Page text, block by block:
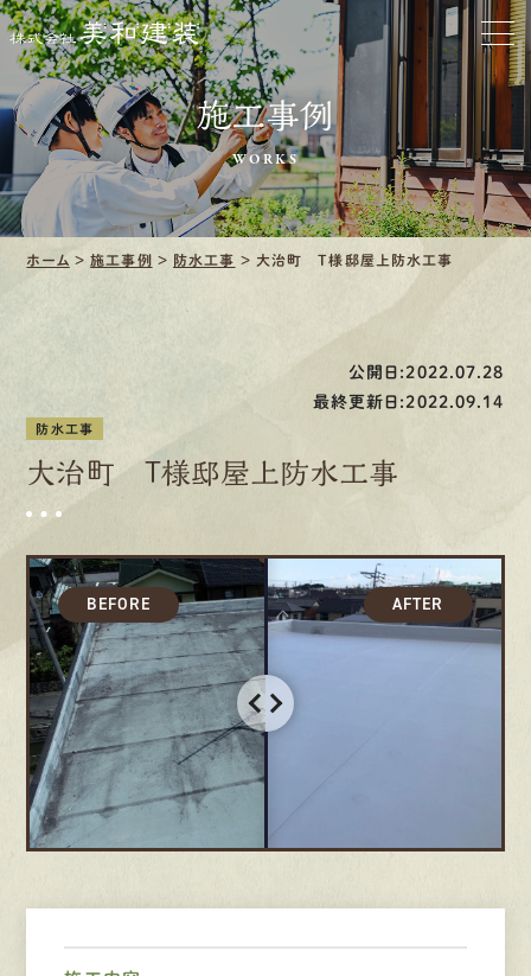
お家をきれいに
会社をきれいに
クリーニング
施工事例
口コミ・レビュー紹介
募集要項
先輩インタビュー
エントリー
有資 が、
施工事例
WORKS
ホーム >施工事例 > 防水工事 > 大治町 T様邸屋上防水工事
公開日:2022.07.28
最終更新日:2022.09.14
防水工事
大治町 T様邸屋上防水工事